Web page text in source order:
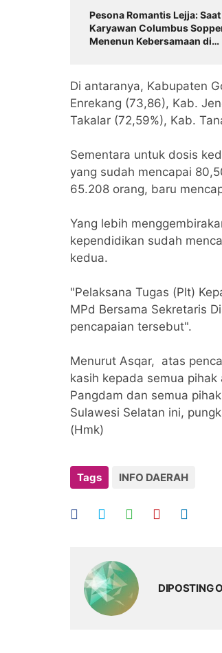
Pesona Romantis Lejja: Saat
Karyawan Columbus
Menenun Kebersamaan di
Di antaranya, Kabupaten
Enrekang (73,86), Kab.
Takalar (72,59%), Kab.
Sementara untuk dosis
yang sudah mencapai
65.208 orang, baru
Yang lebih
kependidikan sudah
kedua.
"Pelaksana Tugas (Plt)
MPd Bersama Sekretaris
pencapaian tersebut".
Menurut Asqar, atas
kasih kepada semua
Pangdam dan semua
Sulawesi Selatan ini,
(Hmk)
Tags INFO DAERAH
DIPOSTING